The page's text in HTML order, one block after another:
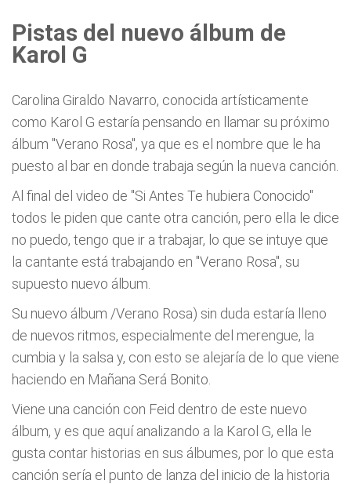
Pistas del nuevo álbum de
Karol G
Carolina Giraldo Navarro, conocida artísticamente
como Karol G estaría pensando en llamar su próximo
álbum "Verano Rosa", ya que es el nombre que le ha
puesto al bar en donde trabaja según la nueva canción.
Al final del video de "Si Antes Te hubiera Conocido"
todos le piden que cante otra canción, pero ella le dice
no puedo, tengo que ir a trabajar, lo que se intuye que
la cantante está trabajando en "Verano Rosa", su
supuesto nuevo álbum.
Su nuevo álbum /Verano Rosa) sin duda estaría lleno
de nuevos ritmos, especialmente del merengue, la
cumbia y la salsa y, con esto se alejaría de lo que viene
haciendo en Mañana Será Bonito.
Viene una canción con Feid dentro de este nuevo
álbum, y es que aquí analizando a la Karol G, ella le
gusta contar historias en sus álbumes, por lo que esta
canción sería el punto de lanza del inicio de la historia